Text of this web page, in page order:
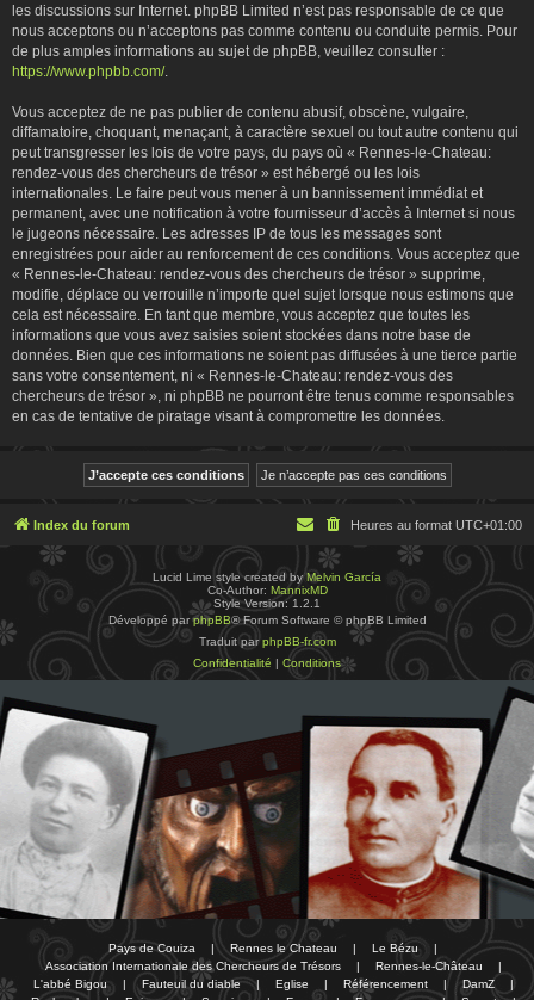
les discussions sur Internet. phpBB Limited n’est pas responsable de ce que
nous acceptons ou n’acceptons pas comme contenu ou conduite permis. Pour
de plus amples informations au sujet de phpBB, veuillez consulter :
https://www.phpbb.com/.
Vous acceptez de ne pas publier de contenu abusif, obscène, vulgaire,
diffamatoire, choquant, menaçant, à caractère sexuel ou tout autre contenu qui
peut transgresser les lois de votre pays, du pays où « Rennes-le-Chateau:
rendez-vous des chercheurs de trésor » est hébergé ou les lois
internationales. Le faire peut vous mener à un bannissement immédiat et
permanent, avec une notification à votre fournisseur d’accès à Internet si nous
le jugeons nécessaire. Les adresses IP de tous les messages sont
enregistrées pour aider au renforcement de ces conditions. Vous acceptez que
« Rennes-le-Chateau: rendez-vous des chercheurs de trésor » supprime,
modifie, déplace ou verrouille n’importe quel sujet lorsque nous estimons que
cela est nécessaire. En tant que membre, vous acceptez que toutes les
informations que vous avez saisies soient stockées dans notre base de
données. Bien que ces informations ne soient pas diffusées à une tierce partie
sans votre consentement, ni « Rennes-le-Chateau: rendez-vous des
chercheurs de trésor », ni phpBB ne pourront être tenus comme responsables
en cas de tentative de piratage visant à compromettre les données.
Index du forum Heures au format UTC+01:00
Lucid Lime style created byMelvin García
Co-Author: MannixMD
Style Version: 1.2.1
Développé parphpBB® Forum Software © phpBB Limited
Traduit parphpBB-fr.com
Confidentialité | Conditions
Pays de Couiza | Rennes le Chateau | Le Bézu
|
Association Internationale des Chercheurs de Trésors
| Rennes-le-Château
|
L'abbé Bigou
| Fauteuil du diable | Eglise | Référencement | DamZ
|